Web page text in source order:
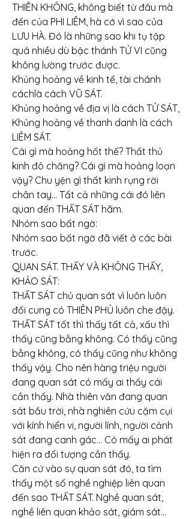
THIÊN KHÔNG, không biết từ đâu mà
đến của PHI LIÊM, hà cớ vì sao của
LƯU HÀ. Đó là những sao khi tụ tập
quá nhiều dù bậc thánh TỬ VI cũng
không lường trước được.
Khủng hoảng về kinh tế, tài chánh
cáchlà cách VŨ SÁT.
Khủng hoảng về địa vị là cách TỬ SÁT,
Khủng hoảng về thanh danh là cách
LIÊM SÁT.
Cái gì mà hoảng hốt thế? Thất thủ
kinh đô chăng? Cái gì mà hoảng loạn
vậy? Chu yện gì thất kinh rụng rời
chân tay… Tất cả những cái đó liên
quan đến THẤT SÁT hãm.
Nhóm sao bất ngờ:
Nhóm sao bất ngờ đã viết ở các bài
trước.
QUAN SÁT. THẤY VÀ KHÔNG THẤY,
KHẢO SÁT:
THẤT SÁT chủ quan sát vì luôn luôn
đối cung có THIÊN PHỦ luôn che đậy.
THẤT SÁT tốt thì thấy tất cả, xấu thì
thấy cũng bằng không. Có thấy cũng
bằng không, có thấy cũng như không
thấy vậy. Cho nên hàng triệu người
đang quan sát có mấy ai thấy cái
cần thấy. Nhà thiên văn đang quan
sát bầu trời, nhà nghiên cứu cặm cụi
với kính hiển vi, người lính, người cảnh
sát đang canh gác… Có mấy ai phát
hiện ra đối tượng cần thấy.
Căn cứ vào sự quan sát đó, ta tìm
thấy một số nghề nghiệp liên quan
đến sao THẤT SÁT. Nghề quan sát,
nghề liên quan khảo sát, giám sát…